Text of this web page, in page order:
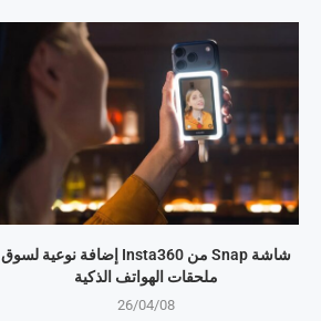
شاشة Snap من Insta360 إضافة نوعية لسوق
ملحقات الهواتف الذكية
26/04/08